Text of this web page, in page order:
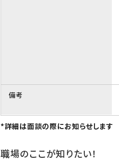
備考
*詳細は面談の際にお知らせします
職場のここが知りたい！